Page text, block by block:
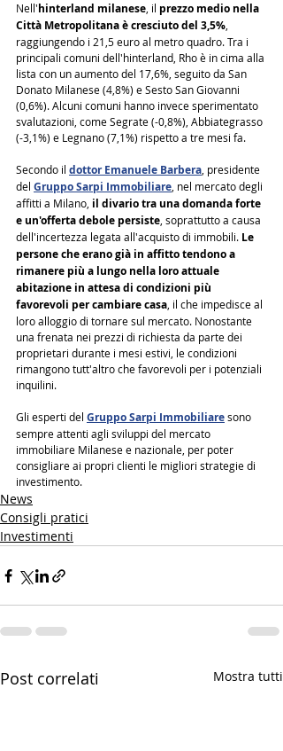
Nell'hinterland milanese, il prezzo medio nella
Città Metropolitana è cresciuto del 3,5%,
raggiungendo i 21,5 euro al metro quadro. Tra i
principali comuni dell'hinterland, Rho è in cima alla
lista con un aumento del 17,6%, seguito da San
Donato Milanese (4,8%) e Sesto San Giovanni
(0,6%). Alcuni comuni hanno invece sperimentato
svalutazioni, come Segrate (-0,8%), Abbiategrasso
(-3,1%) e Legnano (7,1%) rispetto a tre mesi fa.
Secondo il dottor Emanuele Barbera, presidente
del Gruppo Sarpi Immobiliare, nel mercato degli
affitti a Milano, il divario tra una domanda forte
e un'offerta debole persiste, soprattutto a causa
dell'incertezza legata all'acquisto di immobili. Le
persone che erano già in affitto tendono a
rimanere più a lungo nella loro attuale
abitazione in attesa di condizioni più
favorevoli per cambiare casa, il che impedisce al
loro alloggio di tornare sul mercato. Nonostante
una frenata nei prezzi di richiesta da parte dei
proprietari durante i mesi estivi, le condizioni
rimangono tutt'altro che favorevoli per i potenziali
inquilini.
Gli esperti del Gruppo Sarpi Immobiliare sono
sempre attenti agli sviluppi del mercato
immobiliare Milanese e nazionale, per poter
consigliare ai propri clienti le migliori strategie di
investimento.
News
Consigli pratici
Investimenti
Post correlati Mostra tutti